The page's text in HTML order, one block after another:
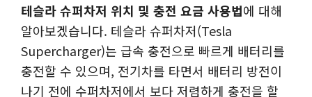
테슬라 슈퍼차저 위치 및 충전 요금 사용법에 대해
알아보겠습니다. 테슬라 슈퍼차저(Tesla
Supercharger)는 급속 충전으로 빠르게 배터리를
충전할 수 있으며, 전기차를 타면서 배터리 방전이
나기 전에 수퍼차저에서 보다 저렴하게 충전을 할